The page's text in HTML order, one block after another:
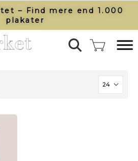
– Find mere end 1.000
plakater​